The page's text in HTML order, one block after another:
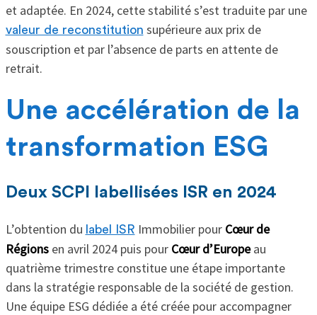
et adaptée. En 2024, cette stabilité s’est traduite par une
valeur de reconstitution supérieure aux prix de
souscription et par l’absence de parts en attente de
retrait.
Une accélération de la
transformation ESG
Deux SCPI labellisées ISR en 2024
L’obtention du label ISR Immobilier pour Cœur de
Régionsen avril 2024 puis pour Cœur d’Europeau
quatrième trimestre constitue une étape importante
dans la stratégie responsable de la société de gestion.
Une équipe ESG dédiée a été créée pour accompagner